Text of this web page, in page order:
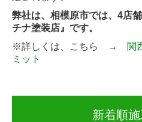
弊社は、相模原市では、4店
チナ塗装店』です。
※詳しくは、こちら → 関
ミット
新着順